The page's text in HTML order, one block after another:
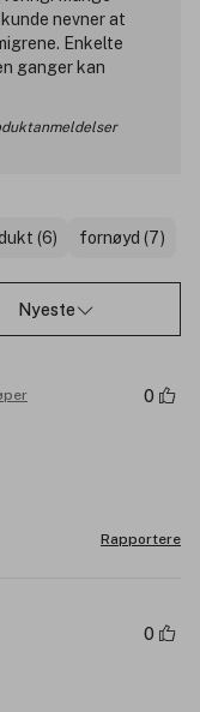
nevner at
Enkelte
ganger kan
(6) fornøyd (7)
Nyeste
0
Rapportere
0